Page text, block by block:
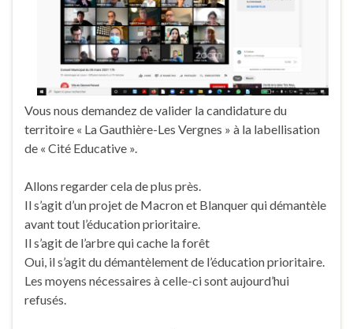
Vous nous demandez de valider la candidature du
territoire « La Gauthière-Les Vergnes » à la labellisation
de « Cité Educative ».
Allons regarder cela de plus près.
Il s’agit d’un projet de Macron et Blanquer qui démantèle
avant tout l’éducation prioritaire.
Il s’agit de l’arbre qui cache la forêt
Oui, il s’agit du démantèlement de l’éducation prioritaire.
Les moyens nécessaires à celle-ci sont aujourd’hui
refusés.